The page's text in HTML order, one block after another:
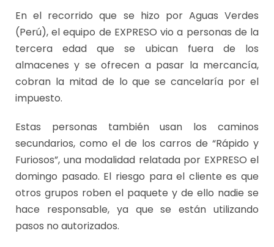
En el recorrido que se hizo por Aguas Verdes
(Perú), el equipo de EXPRESO vio a personas de la
tercera edad que se ubican fuera de los
almacenes y se ofrecen a pasar la mercancía,
cobran la mitad de lo que se cancelaría por el
impuesto.
Estas personas también usan los caminos
secundarios, como el de los carros de “Rápido y
Furiosos”, una modalidad relatada por EXPRESO el
domingo pasado. El riesgo para el cliente es que
otros grupos roben el paquete y de ello nadie se
hace responsable, ya que se están utilizando
pasos no autorizados.